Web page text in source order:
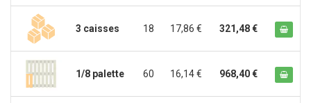
3 caisses 18 17,86 € 321,48 €
1/8 palette 60 16,14 € 968,40 €